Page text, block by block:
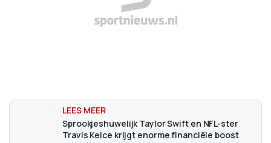
Sprookjeshuwelijk Taylor Swift en NFL-ster
Travis Kelce krijgt enorme financiële boost